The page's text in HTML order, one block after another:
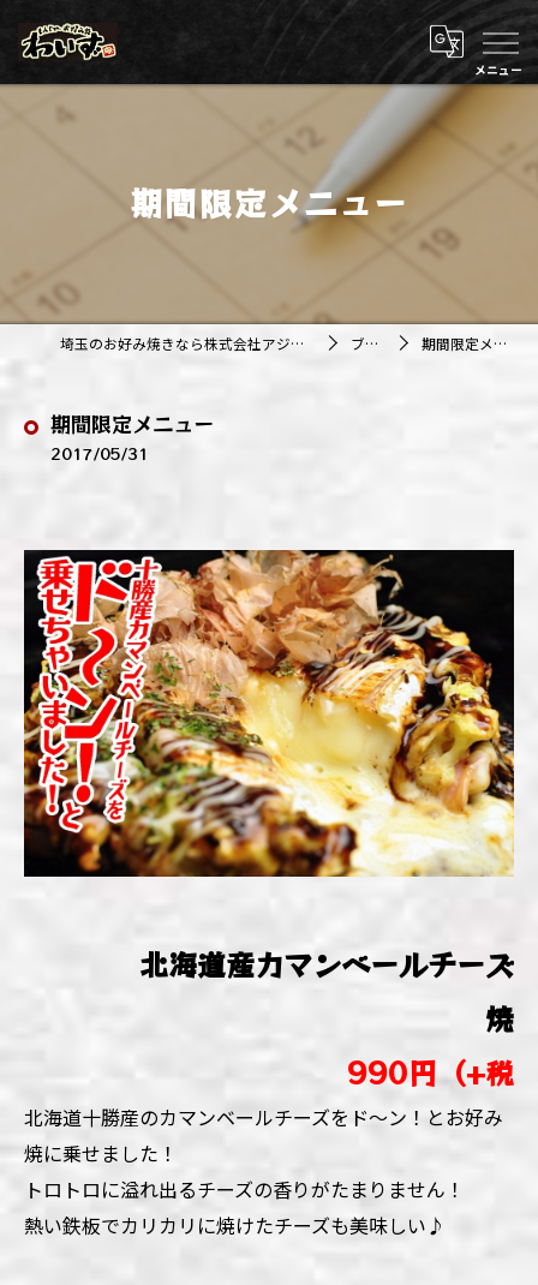
期間限定メニュー
埼玉のお好み焼きなら株式会社アジルカンパニー ブログ 期間限定メニュー
期間限定メニュー
2017/05/31
北海道産カマンベールチーズ
焼
990円（+税
北海道十勝産のカマンベールチーズをド～ン！とお好み
焼に乗せました！
トロトロに溢れ出るチーズの香りがたまりません！
熱い鉄板でカリカリに焼けたチーズも美味しい♪